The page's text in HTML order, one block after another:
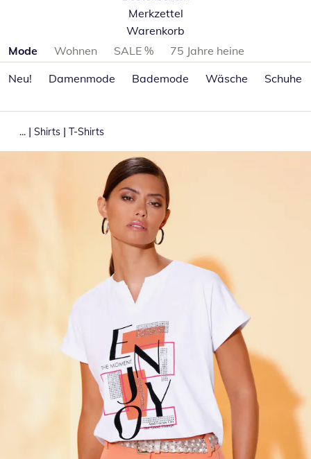
Merkzettel
Warenkorb
Produktkategorien überspringen
Mode Wohnen SALE %
75 Jahre heine
Neu!
Damenmode Bademode Wäsche Schuhe
... | Shirts | T-Shirts